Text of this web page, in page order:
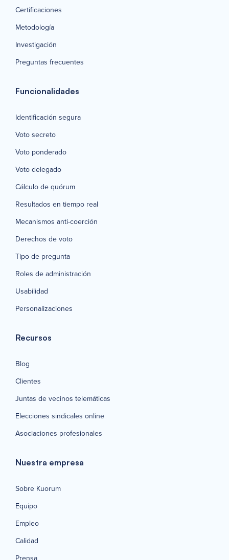
Certificaciones
Metodología
Investigación
Preguntas frecuentes
Funcionalidades
Identificación segura
Voto secreto
Voto ponderado
Voto delegado
Cálculo de quórum
Resultados en tiempo real
Mecanismos anti-coerción
Derechos de voto
Tipo de pregunta
Roles de administración
Usabilidad
Personalizaciones
Recursos
Blog
Clientes
Juntas de vecinos telemáticas
Elecciones sindicales online
Asociaciones profesionales
Nuestra empresa
Sobre Kuorum
Equipo
Empleo
Calidad